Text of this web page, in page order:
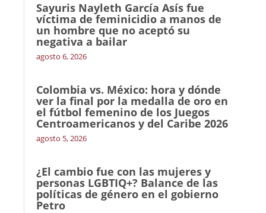
Sayuris Nayleth García Asís fue
víctima de feminicidio a manos de
un hombre que no aceptó su
negativa a bailar
agosto 6, 2026
Colombia vs. México: hora y dónde
ver la final por la medalla de oro en
el fútbol femenino de los Juegos
Centroamericanos y del Caribe 2026
agosto 5, 2026
¿El cambio fue con las mujeres y
personas LGBTIQ+? Balance de las
políticas de género en el gobierno
Petro